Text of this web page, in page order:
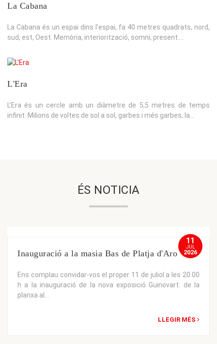
La Cabana
La Cabana és un espai dins l’espai, fa 40 metres quadrats, nord,
sud, est, Oest. Memòria, interiorització, somni, present....
L'Era
L’Era és un cercle amb un diàmetre de 5,5 metres de temps
infinit. Milions de voltes de sol a sol, garbes i més garbes, la...
ÉS NOTICIA
11
JUL
2026
Inauguració a la masia Bas de Platja d'Aro
Ens complau convidar-vos el proper 11 de juliol a les 20.00
h a la inauguració de la nova exposició Guinovart: de la
planxa al...
LLEGIR MÉS